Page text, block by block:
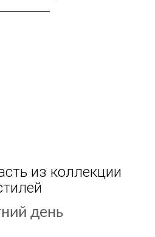
из коллекции
день